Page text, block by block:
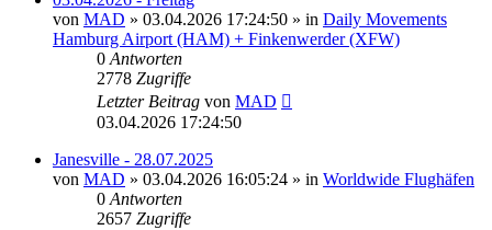
von MAD » 03.04.2026 17:24:50 » in Daily Movements
Hamburg Airport (HAM) + Finkenwerder (XFW)
0 Antworten
2778 Zugriffe
Letzter Beitrag von MAD
03.04.2026 17:24:50
Janesville - 28.07.2025
von MAD » 03.04.2026 16:05:24 » in Worldwide Flughäfen
0 Antworten
2657 Zugriffe